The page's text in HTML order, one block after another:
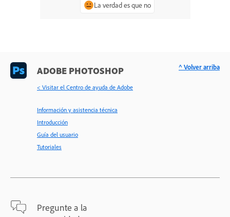
La verdad es que no
ADOBE PHOTOSHOP
< Visitar el Centro de ayuda de Adobe
Información y asistencia técnica
Introducción
Guía del usuario
Tutoriales
Pregunte a la
^ Volver arriba